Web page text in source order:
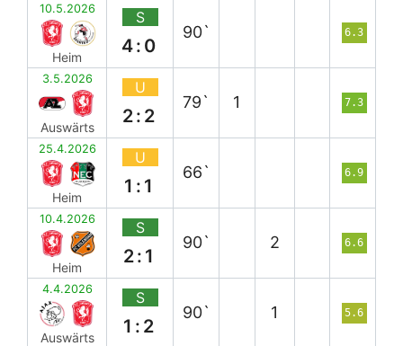
10.5.2026
Heim
S
4:0
90` 6.3
3.5.2026
Auswärts
U
2:2
79` 1 7.3
25.4.2026
Heim
U
1:1
66` 6.9
10.4.2026
Heim
S
2:1
90` 2 6.6
4.4.2026
Auswärts
S
1:2
90` 1 5.6